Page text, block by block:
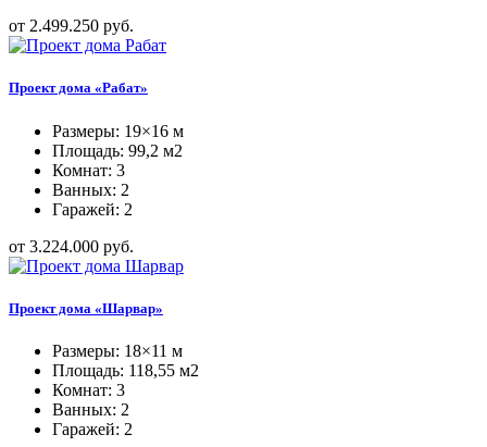
от 2.499.250 руб.
Проект дома «Рабат»
Размеры: 19×16 м
Площадь: 99,2 м2
Комнат: 3
Ванных: 2
Гаражей: 2
от 3.224.000 руб.
Проект дома «Шарвар»
Размеры: 18×11 м
Площадь: 118,55 м2
Комнат: 3
Ванных: 2
Гаражей: 2